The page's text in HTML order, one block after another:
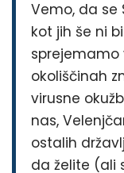
Vemo, da se
kot jih še ni
sprejemamo
okoliščinah
virusne
nas,
ostalih
da želite (ali